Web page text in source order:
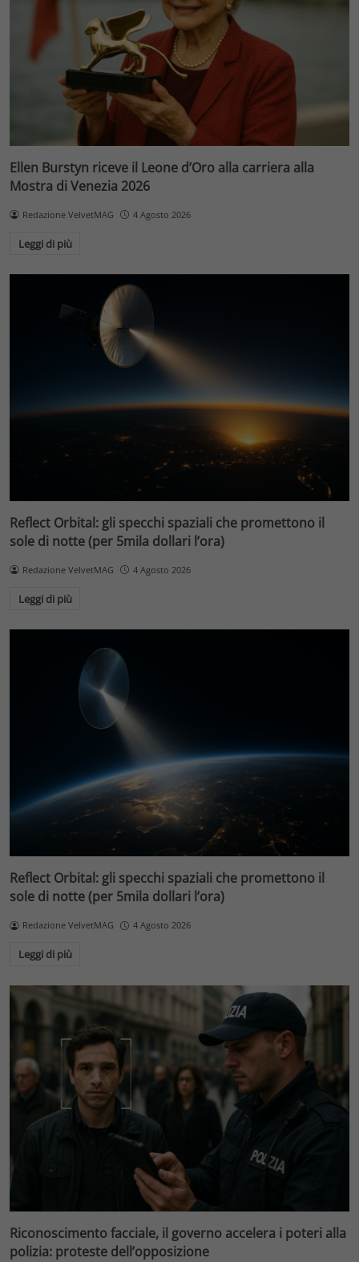
Ellen Burstyn riceve il Leone d’Oro alla carriera alla
Mostra di Venezia 2026
Redazione VelvetMAG 4 Agosto 2026
Leggi di più
Reflect Orbital: gli specchi spaziali che promettono il
sole di notte (per 5mila dollari l’ora)
Redazione VelvetMAG 4 Agosto 2026
Leggi di più
Reflect Orbital: gli specchi spaziali che promettono il
sole di notte (per 5mila dollari l’ora)
Redazione VelvetMAG 4 Agosto 2026
Leggi di più
Riconoscimento facciale, il governo accelera i poteri alla
polizia: proteste dell’opposizione